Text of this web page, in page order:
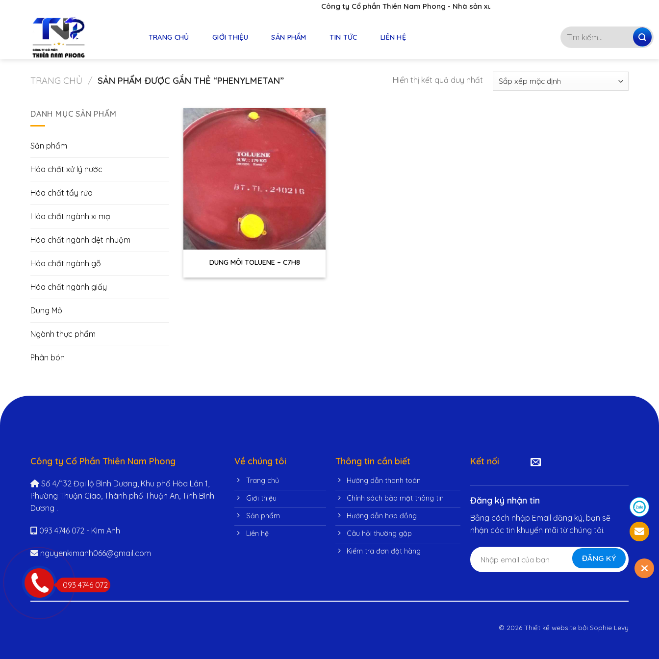
Công ty Cổ phần Thiên Nam Phong - Nhà sản xuất, phân phối hóa chất hàng đầu Việt Nam
TRANG CHỦ GIỚI THIỆU SẢN PHẨM TIN TỨC LIÊN HỆ
Tìm
kiếm:
TRANG CHỦ / SẢN PHẨM ĐƯỢC GẮN THẺ “PHENYLMETAN” Hiển thị kết quả duy nhất
DANH MỤC SẢN PHẨM
Sản phẩm
Hóa chất xử lý nước
Hóa chất tẩy rửa
Hóa chất ngành xi mạ
Hóa chất ngành dệt nhuộm
Hóa chất ngành gỗ
Hóa chất ngành giấy
Dung Môi
Ngành thực phẩm
Phân bón
DUNG MÔI TOLUENE – C7H8
Công ty Cổ Phần Thiên Nam Phong
Số 4/132 Đại lộ Bình Dương, Khu phố Hòa Lân 1,
Phường Thuận Giao, Thành phố Thuận An, Tỉnh Bình
Dương .
093 4746 072 - Kim Anh
nguyenkimanh066@gmail.com
Về chúng tôi
Trang chủ
Giới thiệu
Sản phẩm
Liên hệ
Thông tin cần biết
Hướng dẫn thanh toán
Chính sách bảo mật thông tin
Hướng dẫn hợp đồng
Câu hỏi thường gặp
Kiểm tra đơn đặt hàng
Kết nối
Đăng ký nhận tin
Bằng cách nhập Email đăng ký, bạn sẽ
nhận các tin khuyến mãi từ chúng tôi.
© 2026 Thiết kế website bởi Sophie Levy
093 4746 072